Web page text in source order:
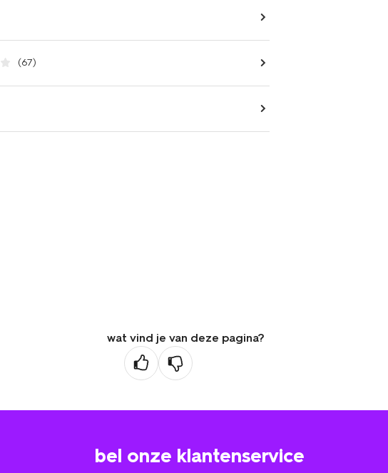
(67)
wat vind je van deze pagina?
bel onze klantenservice